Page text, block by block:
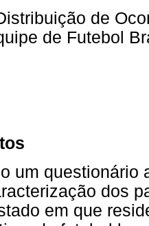
de
de Futebol
um questionário
dos
em que